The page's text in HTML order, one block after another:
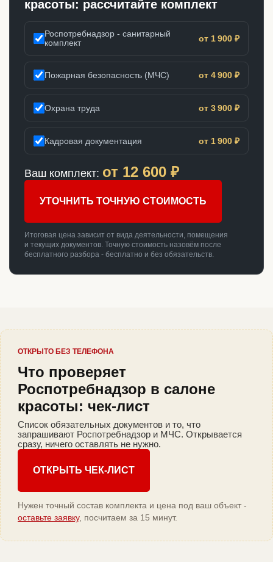
красоты: рассчитайте комплект
Роспотребнадзор - санитарный
комплект
от 1 900 ₽
Пожарная безопасность (МЧС) от 4 900 ₽
Охрана труда от 3 900 ₽
Кадровая документация от 1 900 ₽
Ваш комплект: от 12 600 ₽
УТОЧНИТЬ ТОЧНУЮ СТОИМОСТЬ
Итоговая цена зависит от вида деятельности, помещения
и текущих документов. Точную стоимость назовём после
бесплатного разбора - бесплатно и без обязательств.
ОТКРЫТО БЕЗ ТЕЛЕФОНА
Что проверяет
Роспотребнадзор в салоне
красоты: чек-лист
Список обязательных документов и то, что
запрашивают Роспотребнадзор и МЧС. Открывается
сразу, ничего оставлять не нужно.
ОТКРЫТЬ ЧЕК-ЛИСТ
Нужен точный состав комплекта и цена под ваш объект -
оставьте заявку, посчитаем за 15 минут.